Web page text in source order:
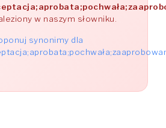
w naszym słowniku.
synonimy dla